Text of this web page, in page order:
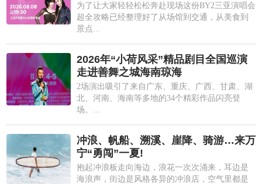
为了让大家轻轻松松奔赴现场这份BY2三亚演唱会
超全攻略已经整理好了从场馆到交通，从美食到
景点...
2026年“小荷风采”精品剧目全国巡演
走进善舞之城海南琼海
2场演出吸引了来自广东、重庆、广西、甘肃、湖
北、河南、海南等多地的34个精彩作品闪亮登
场。...
冲浪、帆船、溯溪、崖降、骑游…来万
宁“勇闯”一夏!
抱起冲浪板走向海边，浪花一次次涌来，耳边是
海浪声，街边是风格各异的冲浪店，空气里都是